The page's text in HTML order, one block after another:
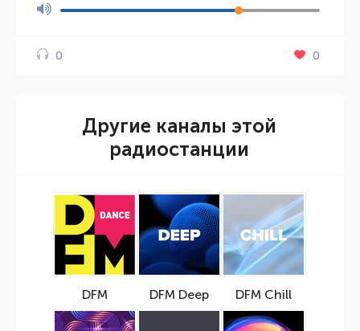
0 0
Другие каналы этой
радиостанции
DFM DFM Deep DFM Chill